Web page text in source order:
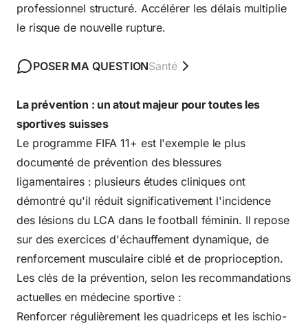
professionnel structuré. Accélérer les délais multiplie
le risque de nouvelle rupture.
POSER MA QUESTIONSanté
La prévention : un atout majeur pour toutes les
sportives suisses
Le programme FIFA 11+ est l'exemple le plus
documenté de prévention des blessures
ligamentaires : plusieurs études cliniques ont
démontré qu'il réduit significativement l'incidence
des lésions du LCA dans le football féminin. Il repose
sur des exercices d'échauffement dynamique, de
renforcement musculaire ciblé et de proprioception.
Les clés de la prévention, selon les recommandations
actuelles en médecine sportive :
Renforcer régulièrement les quadriceps et les ischio-